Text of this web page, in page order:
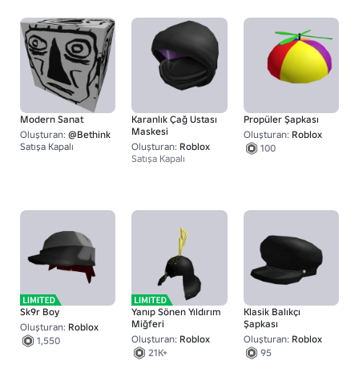
Modern Sanat
Oluşturan: @Bethink
Satışa Kapalı
1
Karanlık Çağ Ustası
Maskesi
Oluşturan: Roblox
Satışa Kapalı
Propüler Şapkası
Oluşturan: Roblox
100
Sk9r Boy
Oluşturan: Roblox
1,550
Yanıp Sönen Yıldırım
Miğferi
Oluşturan: Roblox
21K+
Klasik Balıkçı
Şapkası
Oluşturan: Roblox
95